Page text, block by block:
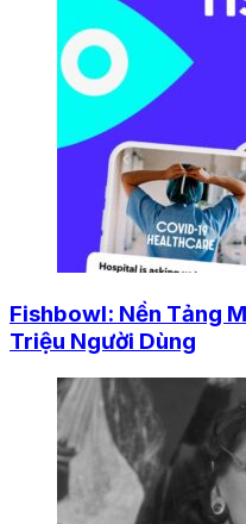
Fishbowl: Nền Tảng
Triệu Người Dùng